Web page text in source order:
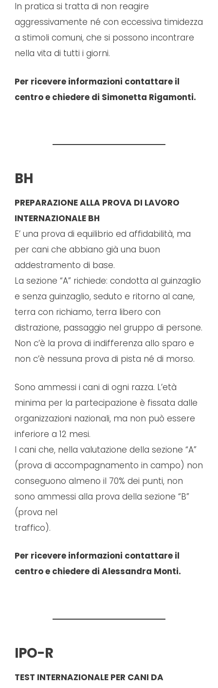
In pratica si tratta di non reagire
aggressivamente né con eccessiva timidezza
a stimoli comuni, che si possono incontrare
nella vita di tutti i giorni.
Per ricevere informazioni contattare il
centro e chiedere di Simonetta Rigamonti.
BH
PREPARAZIONE ALLA PROVA DI LAVORO
INTERNAZIONALE BH
E’ una prova di equilibrio ed affidabilità, ma
per cani che abbiano già una buon
addestramento di base.
La sezione “A” richiede: condotta al guinzaglio
e senza guinzaglio, seduto e ritorno al cane,
terra con richiamo, terra libero con
distrazione, passaggio nel gruppo di persone.
Non c’è la prova di indifferenza allo sparo e
non c’è nessuna prova di pista né di morso.
Sono ammessi i cani di ogni razza. L’età
minima per la partecipazione è fissata dalle
organizzazioni nazionali, ma non può essere
inferiore a 12 mesi.
I cani che, nella valutazione della sezione “A”
(prova di accompagnamento in campo) non
conseguono almeno il 70% dei punti, non
sono ammessi alla prova della sezione “B”
(prova nel
traffico).
Per ricevere informazioni contattare il
centro e chiedere di Alessandra Monti.
IPO-R
TEST INTERNAZIONALE PER CANI DA